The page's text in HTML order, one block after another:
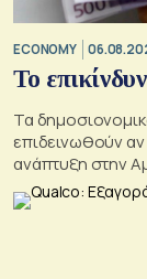
ECONOMY
Το
Τα
επιδεινωθούν
ανάπτυξη στην